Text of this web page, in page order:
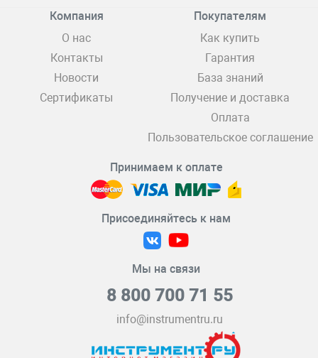
Компания
О нас
Контакты
Новости
Сертификаты
Покупателям
Как купить
Гарантия
База знаний
Получение и доставка
Оплата
Пользовательское соглашение
Принимаем к оплате
Присоединяйтесь к нам
Мы на связи
8 800 700 71 55
info@instrumentru.ru